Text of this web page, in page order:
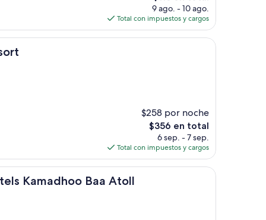
precio
actual
es
de
9 ago. - 10 ago.
Total con impuestos y cargos
$258 por noche
El
precio
actual
es
de
$356 en total
6 sep. - 7 sep.
Total con impuestos y cargos
Kamadhoo Baa Atoll
Baa Atoll